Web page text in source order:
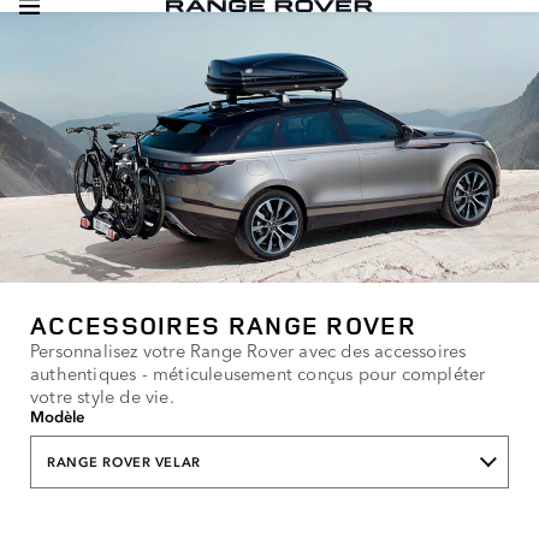
ACCESSOIRES RANGE ROVER
Personnalisez votre Range Rover avec des accessoires
authentiques - méticuleusement conçus pour compléter
votre style de vie.
Modèle
RANGE ROVER VELAR